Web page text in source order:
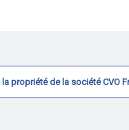
propriété de la société CVO